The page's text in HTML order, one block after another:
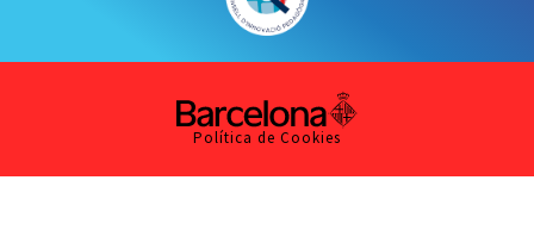
Política de Cookies